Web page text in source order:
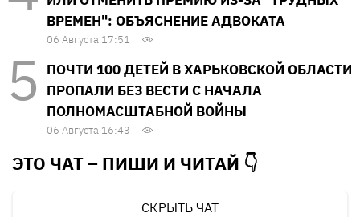
ВРЕМЕН": ОБЪЯСНЕНИЕ АДВОКАТА
06 Августа 17:51
ПОЧТИ 100 ДЕТЕЙ В ХАРЬКОВСКОЙ ОБЛАСТИ
ПРОПАЛИ БЕЗ ВЕСТИ С НАЧАЛА
ПОЛНОМАСШТАБНОЙ ВОЙНЫ
06 Августа 16:43
ЭТО ЧАТ – ПИШИ И ЧИТАЙ 👇
СКРЫТЬ ЧАТ